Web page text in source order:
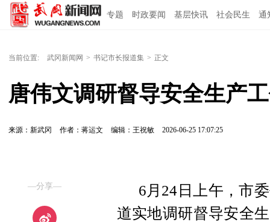
专题 时政要闻 基层快讯 社会民生 通
当前位置: 武冈新闻网 > 书记市长报道集 > 正文
唐伟文调研督导安全生产
来源：新武冈 作者：蒋运文 编辑：王祝敏 2026-06-25 17:07:25
—分享—
6月24日上午，市
道实地调研督导安全